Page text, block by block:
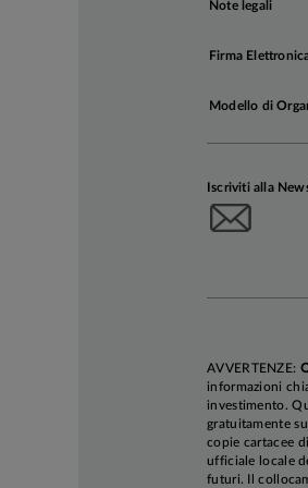
Note legali
Firma
Modello di
Iscriviti alla
AVVERTENZE:
informazioni
investimento.
gratuitamente
copie cartacee
ufficiale locale
futuri. Il